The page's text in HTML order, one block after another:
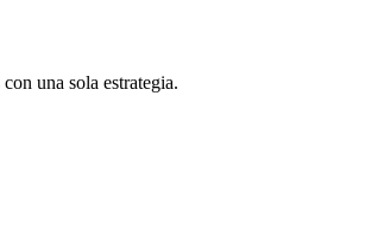
una sola estrategia.